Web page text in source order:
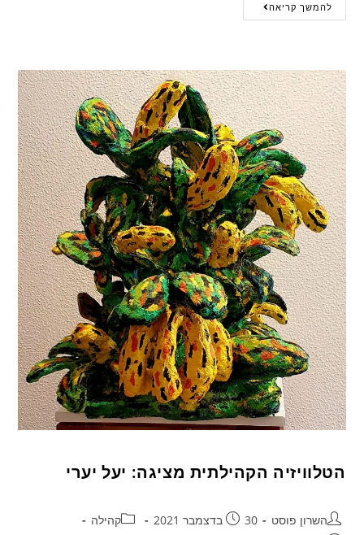
להמשך קריאה
הטלוויזיה הקהילתית מציגה: יעל יערי
השרון פוסט 30 בדצמבר 2021
קהילה